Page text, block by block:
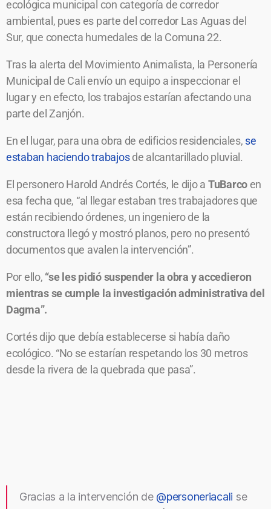
ecológica municipal con categoría de corredor
ambiental, pues es parte del corredor Las Aguas del
Sur, que conecta humedales de la Comuna 22.
Tras la alerta del Movimiento Animalista, la Personería
Municipal de Cali envío un equipo a inspeccionar el
lugar y en efecto, los trabajos estarían afectando una
parte del Zanjón.
En el lugar, para una obra de edificios residenciales, se
estaban haciendo trabajosde alcantarillado pluvial.
El personero Harold Andrés Cortés, le dijo a TuBarcoen
esa fecha que, “al llegar estaban tres trabajadores que
están recibiendo órdenes, un ingeniero de la
constructora llegó y mostró planos, pero no presentó
documentos que avalen la intervención”.
Por ello, “se les pidió suspender la obra y accedieron
mientras se cumple la investigación administrativa del
Dagma”.
Cortés dijo que debía establecerse si había daño
ecológico. “No se estarían respetando los 30 metros
desde la rivera de la quebrada que pasa”.
Gracias a la intervención de @personeriacali se